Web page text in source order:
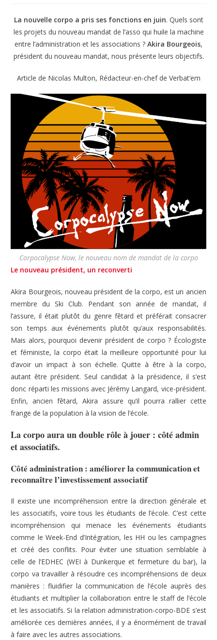
La nouvelle corpo a pris ses fonctions en juin. Quels sont
les projets du nouveau mandat de l’asso qui huile la machine
entre l’administration et les associations ? Akira Bourgeois,
président du nouveau mandat, nous présente leurs objectifs.
Article de Nicolas Multon, Rédacteur-en-chef de Verbat’em
Corpocalypse Now, le nouveau nom de mandat de la corpo
Le nouveau président, un reconverti
Akira Bourgeois, nouveau président de la corpo, est un ancien
membre du Ski Club. Pendant son année de mandat, il
l’assure, il était plutôt du genre fêtard et préférait consacrer
son temps aux événements plutôt qu’aux responsabilités.
Mais alors, pourquoi devenir président de corpo ? Écologiste
et féministe, la corpo était la meilleure opportunité pour lui
d’avoir un impact à son échelle. Quitte à être à la corpo,
autant être président. Seul candidat à la présidence, il s’est
donc réparti les missions avec Jérémy Langard, vice-président.
Enfin, ancien fêtard, Akira assure qu’il pourra rallier cette
frange de la population à la vision de l’école.
La corpo aura un double rôle à jouer : côté admin
et associatifs.
Côté administration : améliorer la communication et
reconnaître l’investissement associatif
Il existe une incompréhension entre la direction générale et
les associatifs, voire tous les étudiants de l’école. C’est cette
incompréhension qui menace les événements étudiants
comme le Week-End d’Intégration, les HH ou les campagnes
et créé des conflits. Pour éviter une situation semblable à
celle de l’EDHEC (WEI à Dunkerque et fermeture du bar), la
corpo va travailler à résoudre ces incompréhensions de deux
manières : fluidifier la communication de l’école auprès des
étudiants et multiplier la collaboration entre le staff de l’école
et les associatifs. Si la relation administration-corpo-BDE s’est
améliorée ces dernières années, il y a énormément de travail
à faire avec les autres associations.